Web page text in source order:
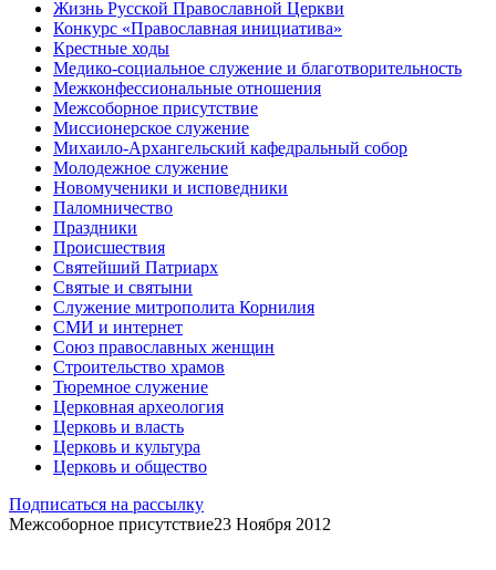
Жизнь Русской Православной Церкви
Конкурс «Православная инициатива»
Крестные ходы
Медико-социальное служение и благотворительность
Межконфессиональные отношения
Межсоборное присутствие
Миссионерское служение
Михаило-Архангельский кафедральный собор
Молодежное служение
Новомученики и исповедники
Паломничество
Праздники
Происшествия
Святейший Патриарх
Святые и святыни
Служение митрополита Корнилия
СМИ и интернет
Союз православных женщин
Строительство храмов
Тюремное служение
Церковная археология
Церковь и власть
Церковь и культура
Церковь и общество
Подписаться на рассылку
Межсоборное присутствие23 Ноября 2012